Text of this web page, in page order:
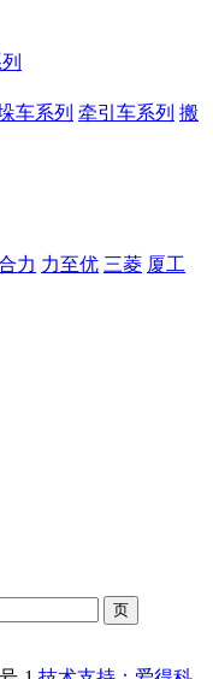
车系列 牵引车系列 搬
力 力至优 三菱 厦工